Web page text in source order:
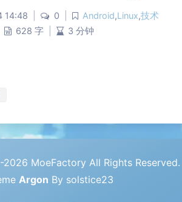
14:48 0 Android,Linux,技术
628 字
3 分钟
MoeFactory All Rights Reserved.
Argon By solstice23